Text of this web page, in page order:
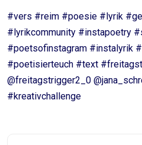
#vers #reim #poesie #lyrik
#lyrikcommunity #instapoetry
#poetsofinstagram #instalyrik
#poetisierteuch #text
@freitagstrigger2_0
#kreativchallenge